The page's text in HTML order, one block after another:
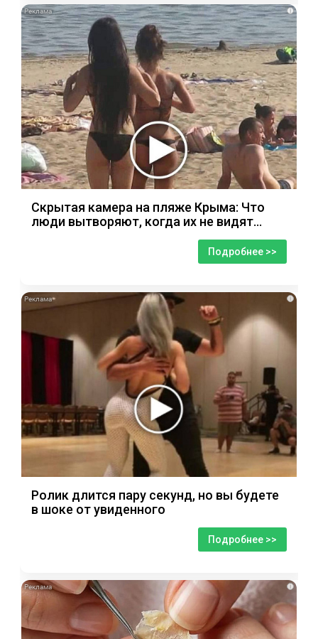
i
Скрытая камера на пляже Крыма: Что
люди вытворяют, когда их не видят...
Подробнее >>
i
Ролик длится пару секунд, но вы будете
в шоке от увиденного
Подробнее >>
i